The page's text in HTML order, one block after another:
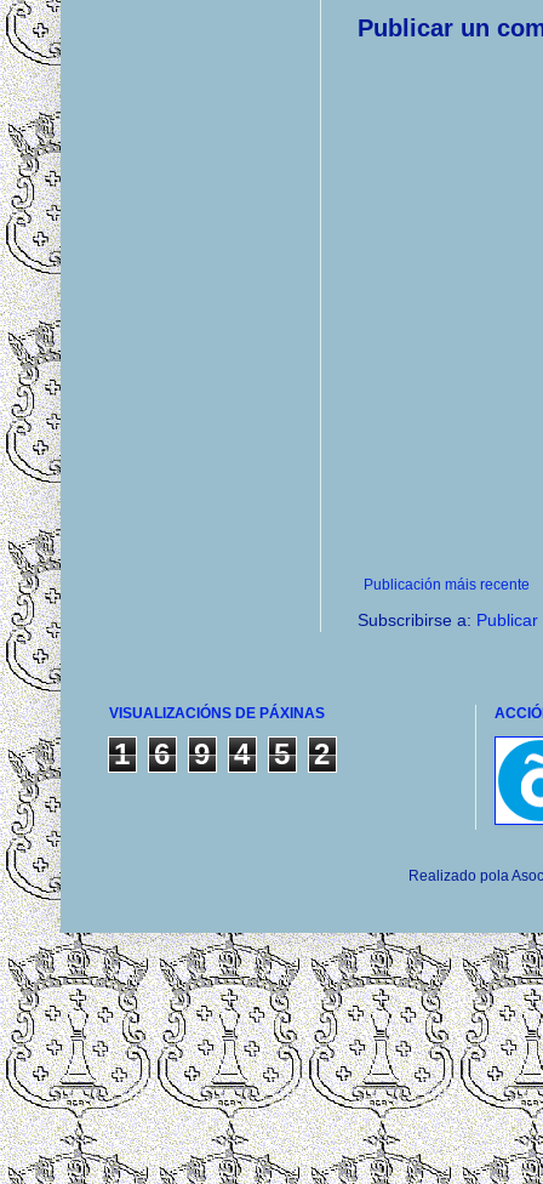
Publicar un
Publicación máis recente
Subscribirse a:
VISUALIZACIÓNS DE PÁXINAS
1 6 9 4 5 2
Realizado pola